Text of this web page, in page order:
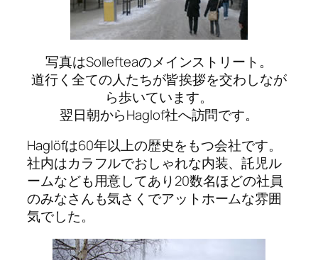
写真はSollefteaのメインストリート。
道行く全ての人たちが皆挨拶を交わしなが
ら歩いています。
翌日朝からHaglof社へ訪問です。
Haglöfは60年以上の歴史をもつ会社です。
社内はカラフルでおしゃれな内装、託児ル
ームなども用意してあり20数名ほどの社員
のみなさんも気さくでアットホームな雰囲
気でした。